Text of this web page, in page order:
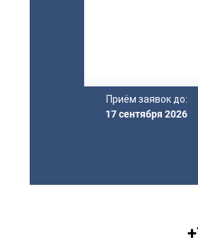
Приём заявок до:
17 сентября 2026